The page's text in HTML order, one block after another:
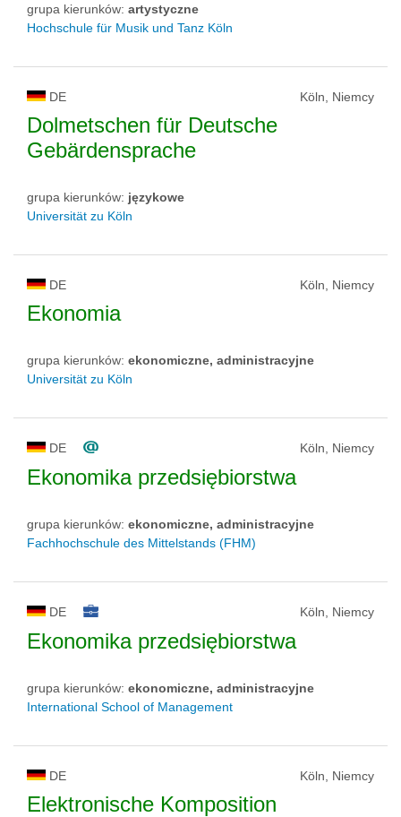
grupa kierunków: artystyczne
Hochschule für Musik und Tanz Köln
DE Köln, Niemcy
Dolmetschen für Deutsche
Gebärdensprache
grupa kierunków: językowe
Universität zu Köln
DE Köln, Niemcy
Ekonomia
grupa kierunków: ekonomiczne, administracyjne
Universität zu Köln
DE Köln, Niemcy
Ekonomika przedsiębiorstwa
grupa kierunków: ekonomiczne, administracyjne
Fachhochschule des Mittelstands (FHM)
DE Köln, Niemcy
Ekonomika przedsiębiorstwa
grupa kierunków: ekonomiczne, administracyjne
International School of Management
DE Köln, Niemcy
Elektronische Komposition